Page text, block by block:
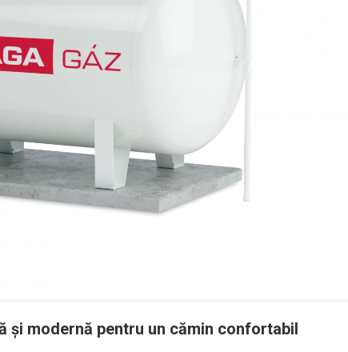
și modernă pentru un cămin confortabil